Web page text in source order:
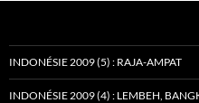
INDONÉSIE 2009 (5) : RAJA-AMPAT
INDONÉSIE 2009 (4) : LEMBEH,